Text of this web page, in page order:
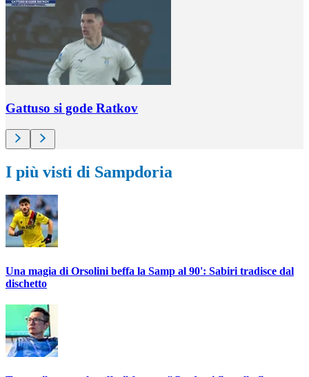
Gattuso si gode Ratkov
I più visti di Sampdoria
Una magia di Orsolini beffa la Samp al 90': Sabiri tradisce dal
dischetto